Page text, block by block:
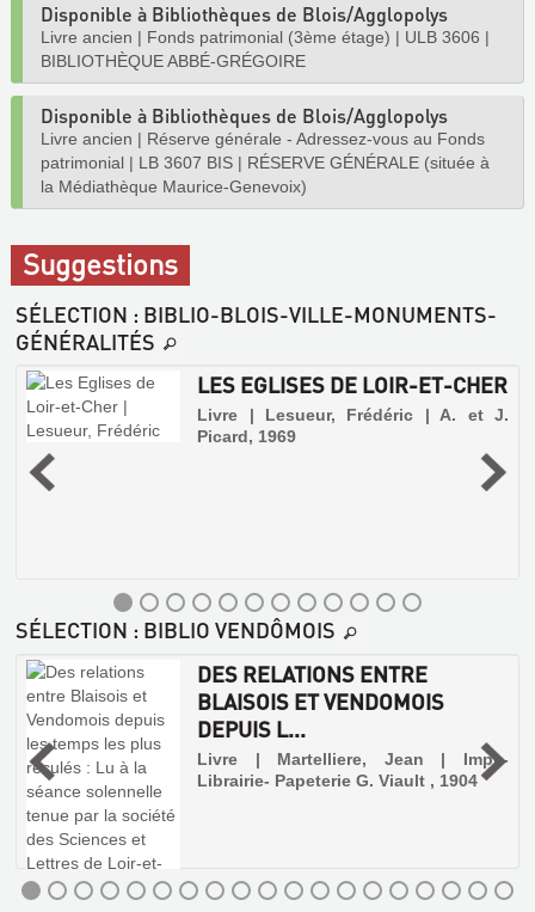
Disponible à Bibliothèques de Blois/Agglopolys
Livre ancien | Fonds patrimonial (3ème étage) | ULB 3606 |
BIBLIOTHÈQUE ABBÉ-GRÉGOIRE
Disponible à Bibliothèques de Blois/Agglopolys
Livre ancien | Réserve générale - Adressez-vous au Fonds
patrimonial | LB 3607 BIS | RÉSERVE GÉNÉRALE (située à
la Médiathèque Maurice-Genevoix)
Suggestions
SÉLECTION : BIBLIO-BLOIS-VILLE-MONUMENTS-
GÉNÉRALITÉS
LES EGLISES DE LOIR-ET-CHER
Livre | Lesueur, Frédéric | A. et J.
Picard, 1969
LES
EGLISES
DE
LOIR-
SÉLECTION : BIBLIO VENDÔMOIS
DES RELATIONS ENTRE
BLAISOIS ET VENDOMOIS
DEPUIS L...
Livre | Martelliere, Jean | Impr.-
Librairie- Papeterie G. Viault , 1904